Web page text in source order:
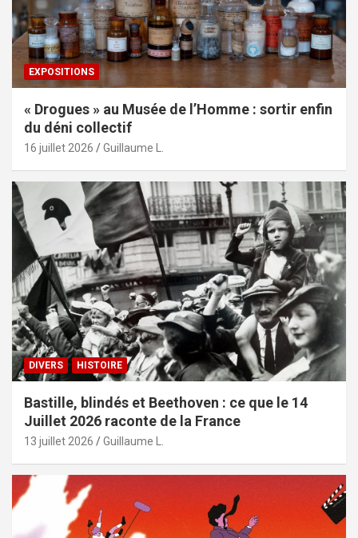
EXPOSITIONS
« Drogues » au Musée de l’Homme : sortir enfin
du déni collectif
16 juillet 2026 Guillaume L.
DIVERS HISTOIRE
Bastille, blindés et Beethoven : ce que le 14
Juillet 2026 raconte de la France
13 juillet 2026 Guillaume L.